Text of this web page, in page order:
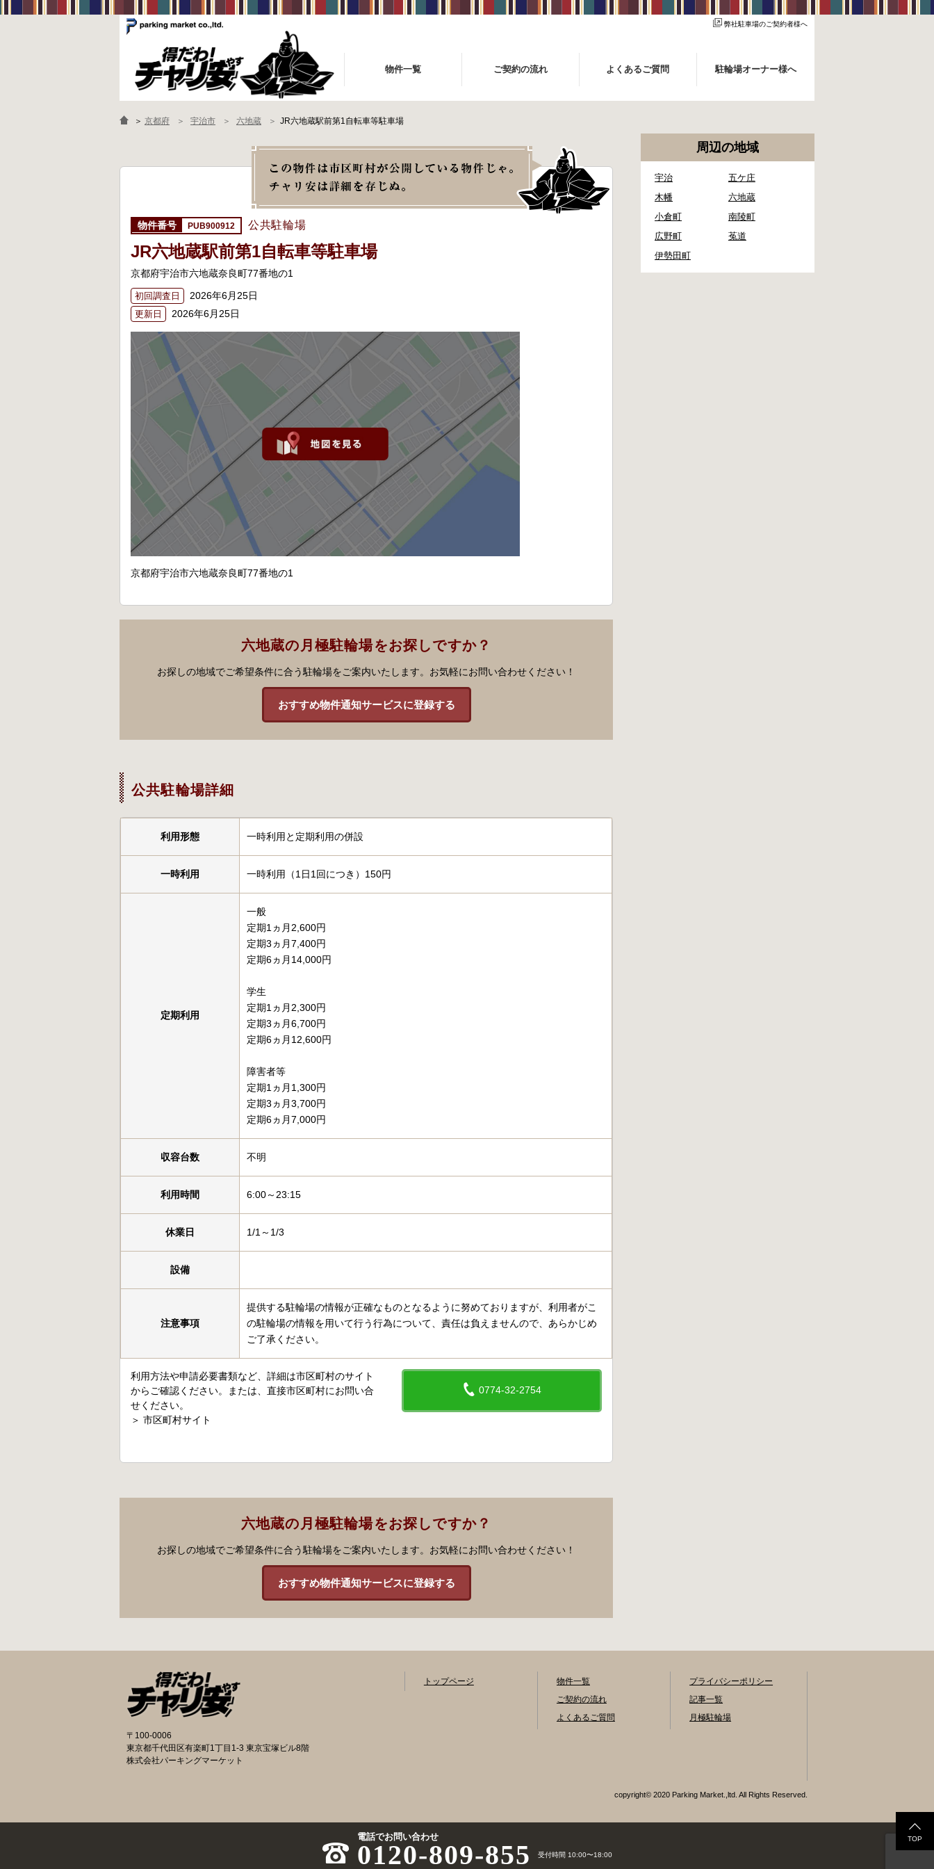
弊社駐車場のご契約者様へ
物件一覧 ご契約の流れ よくあるご質問 駐輪場オーナー様へ
＞ 京都府 宇治市 六地蔵 JR六地蔵駅前第1自転車等駐車場
PUB900912 公共駐輪場
JR六地蔵駅前第1自転車等駐車場
京都府宇治市六地蔵奈良町77番地の1
初回調査日 2026年6月25日
更新日 2026年6月25日
京都府宇治市六地蔵奈良町77番地の1
六地蔵の月極駐輪場をお探しですか？
お探しの地域でご希望条件に合う駐輪場をご案内いたします。お気軽にお問い合わせください！
おすすめ物件通知サービスに登録する
公共駐輪場詳細
利用形態 一時利用と定期利用の併設
一時利用 一時利用（1日1回につき）150円
定期利用
一般
定期1ヵ月2,600円
定期3ヵ月7,400円
定期6ヵ月14,000円
学生
定期1ヵ月2,300円
定期3ヵ月6,700円
定期6ヵ月12,600円
障害者等
定期1ヵ月1,300円
定期3ヵ月3,700円
定期6ヵ月7,000円
収容台数 不明
利用時間 6:00～23:15
休業日 1/1～1/3
設備
注意事項
提供する駐輪場の情報が正確なものとなるように努めておりますが、利用者がこ
の駐輪場の情報を用いて行う行為について、責任は負えませんので、あらかじめ
ご了承ください。
0774-32-2754
利用方法や申請必要書類など、詳細は市区町村のサイト
からご確認ください。または、直接市区町村にお問い合
せください。
＞ 市区町村サイト
六地蔵の月極駐輪場をお探しですか？
お探しの地域でご希望条件に合う駐輪場をご案内いたします。お気軽にお問い合わせください！
おすすめ物件通知サービスに登録する
周辺の地域
宇治
五ケ庄
木幡
六地蔵
小倉町
南陵町
広野町
菟道
伊勢田町
〒100-0006
東京都千代田区有楽町1丁目1-3 東京宝塚ビル8階
株式会社パーキングマーケット
トップページ
物件一覧
ご契約の流れ
よくあるご質問
プライバシーポリシー
記事一覧
月極駐輪場
copyright© 2020 Parking Market.,ltd. All Rights Reserved.
TOP
電話でお問い合わせ
0120-809-855 受付時間 10:00〜18:00